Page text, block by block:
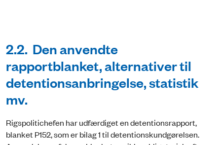
2.2. Den anvendte
rapportblanket, alternativer til
detentionsanbringelse, statistik
mv.
Rigspolitichefen har udfærdiget en detentionsrapport,
blanket P152, som er bilag 1 til detentionskundgørelsen.